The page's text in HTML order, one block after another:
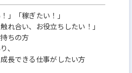
」「稼ぎたい！」
れ合い、お役立ちしたい！」
ちの方
、
長できる仕事がしたい方